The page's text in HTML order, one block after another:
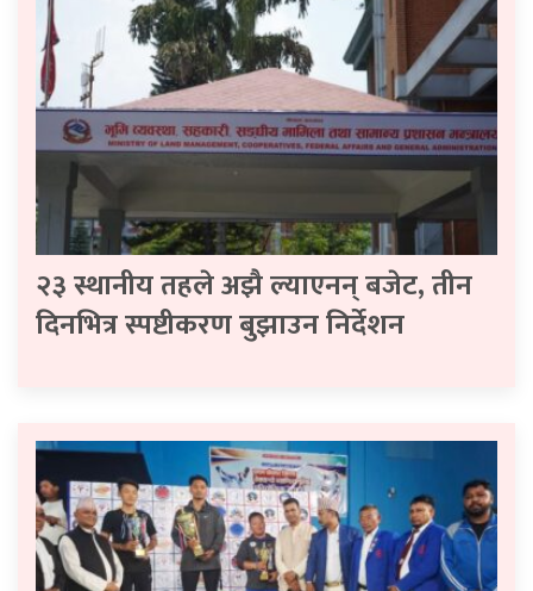
२३ स्थानीय तहले अझै ल्याएनन् बजेट, तीन
दिनभित्र स्पष्टीकरण बुझाउन निर्देशन